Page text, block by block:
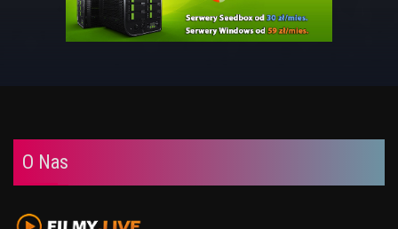
O Nas